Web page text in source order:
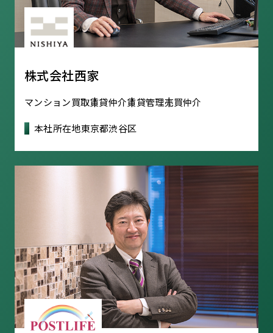
株式会社西家
マンション買取賃貸仲介賃貸管理売買仲介
本社所在地東京都渋谷区